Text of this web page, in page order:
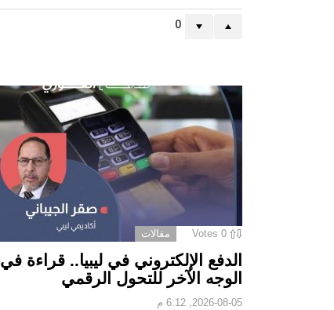
0
0
Votes مقالات
الدفع الإلكتروني في ليبيا.. قراءة في
الوجه الآخر للتحول الرقمي ‏
2026-08-05, 6:12 م